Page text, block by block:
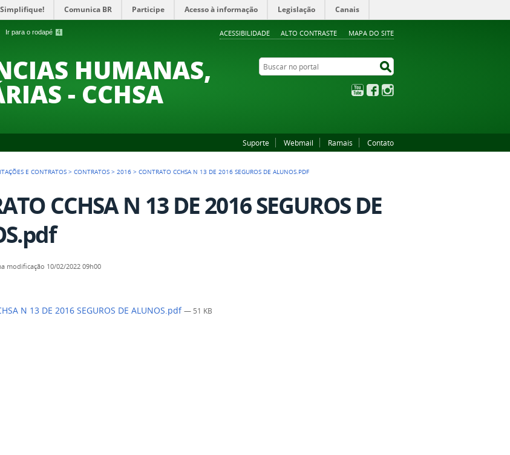
Ir para o rodapé 4 ACESSIBILIDADE ALTO CONTRASTE MAPA DO SITE
Simplifique! Comunica BR Participe Acesso à informação Legislação Canais
HUMANAS,
- CCHSA
Buscar no portal
YouTubeFacebook
Suporte Webmail Ramais Contato
E CONTRATOS >CONTRATOS >2016 >CONTRATO CCHSA N 13 DE 2016 SEGUROS DE ALUNOS.PDF
CCHSA N 13 DE 2016 SEGUROS DE
modificação 10/02/2022 09h00
N 13 DE 2016 SEGUROS DE ALUNOS.pdf— 51 KB